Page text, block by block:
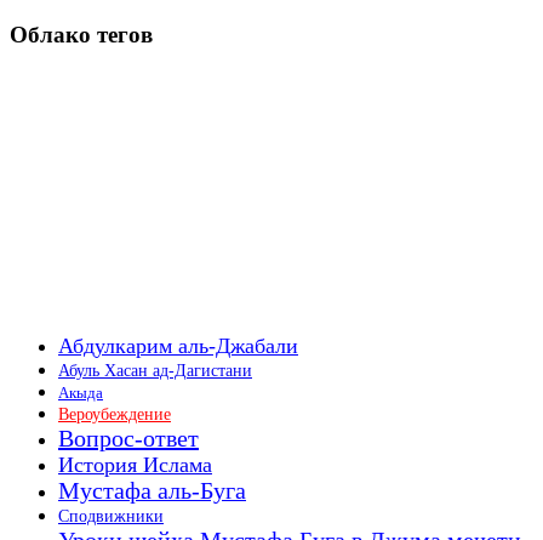
Облако тегов
Абдулкарим аль-Джабали
Абуль Хасан ад-Дагистани
Акыда
Вероубеждение
Вопрос-ответ
История Ислама
Мустафа аль-Буга
Сподвижники